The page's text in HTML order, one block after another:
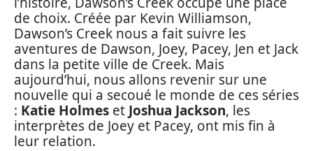
de choix. Créée par Kevin Williamson,
Dawson’s Creek nous a fait suivre les
aventures de Dawson, Joey, Pacey, Jen et Jack
dans la petite ville de Creek. Mais
aujourd’hui, nous allons revenir sur une
nouvelle qui a secoué le monde de ces séries
: Katie Holmes et Joshua Jackson, les
interprètes de Joey et Pacey, ont mis fin à
leur relation.